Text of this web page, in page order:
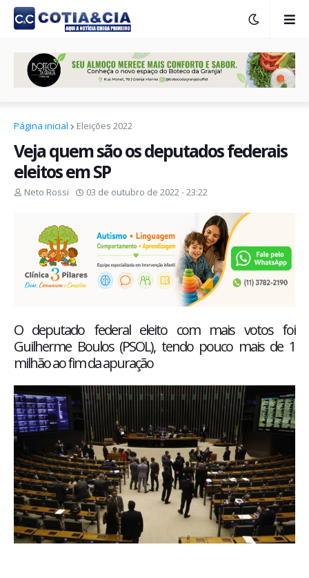
Página inicial Eleições 2022
Veja quem são os deputados federais
eleitos em SP
Neto Rossi 03 de outubro de 2022 - 23:22
O deputado federal eleito com mais votos foi
Guilherme Boulos (PSOL), tendo pouco mais de 1
milhão ao fim da apuração